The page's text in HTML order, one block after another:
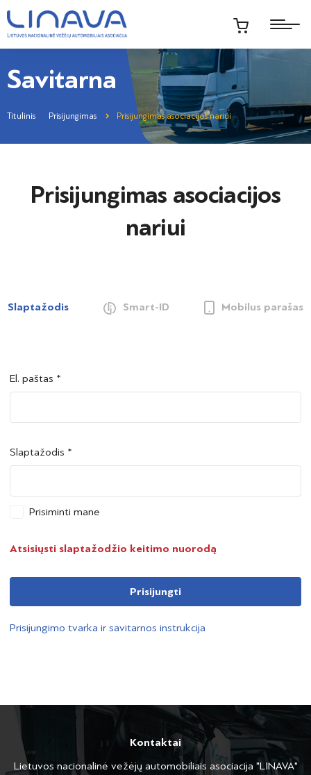
Savitarna
Titulinis Prisijungimas Prisijungimas asociacijos nariui
Prisijungimas asociacijos
nariui
Slaptažodis Smart-ID Mobilus parašas
Šalis *
Asmens kodas *
Šalis *
Asmens kodas *
El. paštas *
Slaptažodis *
Prisiminti mane
Atsisiųsti slaptažodžio keitimo nuorodą
Prisijungti
Prisijungimo tvarka ir savitarnos instrukcija
Kontaktai
Lietuvos nacionalinė vežėjų automobiliais asociacija "LINAVA"